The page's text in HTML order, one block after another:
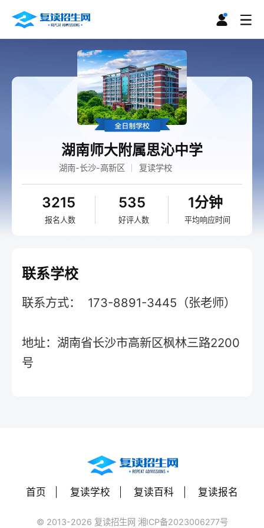
湖南师大附属思沁中学
湖南-长沙-高新区 复读学校
3215
报名人数
535
好评人数
1分钟
平均响应时间
联系学校
联系方式： 173-8891-3445（张老师）
地址：湖南省长沙市高新区枫林三路2200
号
首页 复读学校 复读百科 复读报名
© 2013-2026 复读招生网 湘ICP备2023006277号